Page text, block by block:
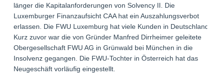
länger die Kapitalanforderungen von Solvency II. Die
Luxemburger Finanzaufsicht CAA hat ein Auszahlungsverbot
erlassen. Die FWU Luxemburg hat viele Kunden in Deutschland.
Kurz zuvor war die von Gründer Manfred Dirrheimer geleitete
Obergesellschaft FWU AG in Grünwald bei München in die
Insolvenz gegangen. Die FWU-Tochter in Österreich hat das
Neugeschäft vorläufig eingestellt.